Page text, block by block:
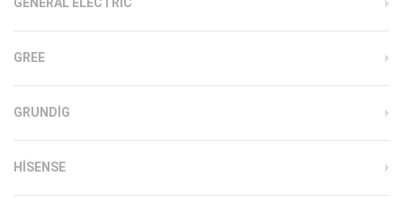
GREE
GRUNDIG
HISENSE